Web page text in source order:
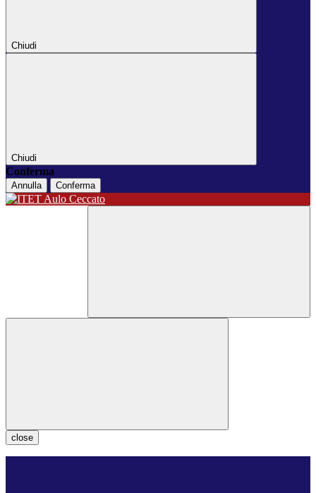
Chiudi
Chiudi
Conferma
Annulla Conferma
close